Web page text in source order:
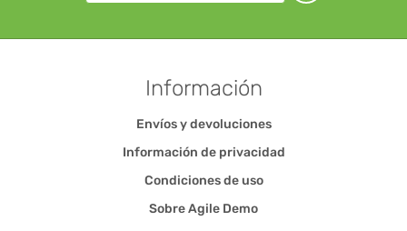
Información
Envíos y devoluciones
Información de privacidad
Condiciones de uso
Sobre Agile Demo